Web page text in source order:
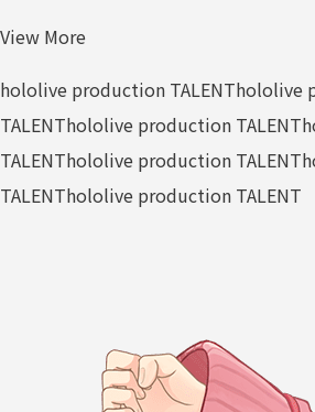
View More
hololive production TALENThololive
TALENThololive production TALENT
TALENThololive production TALENT
TALENThololive production TALENT